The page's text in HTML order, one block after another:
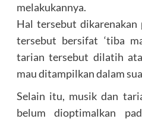
melakukannya.
Hal tersebut
tersebut bersifat ‘tiba
tarian tersebut dilatih
mau ditampilkan dalam
Selain itu, musik dan
belum dioptimalkan